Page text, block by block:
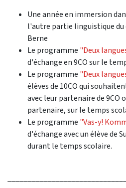
Une année en immersion
l'autre partie linguistique du
Berne
Le programme "Deux
d'échange en 9CO sur le
Le programme "Deux
élèves de 10CO qui
avec leur partenaire de 9CO
partenaire, sur le temps
Le programme "Vas-y!
d'échange avec un élève de
durant le temps scolaire.